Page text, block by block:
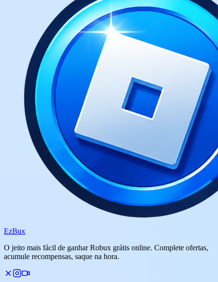
EzBux
O jeito mais fácil de ganhar Robux grátis online. Complete ofertas,
acumule recompensas, saque na hora.